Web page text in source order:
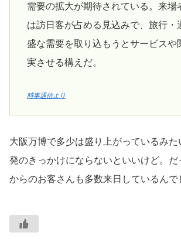
需要の拡大が期待されている。来場
は訪日客が占める見込みで、旅行・
盛な需要を取り込もうとサービスや
実させる構えだ。
時事通信より
大阪万博で多少は盛り上がっているみ
発のきっかけにならないといいけど。
からのお客さんも多数来日しているんで